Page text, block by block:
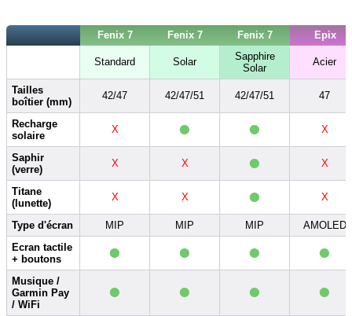
Fenix 7 Fenix 7 Fenix 7 Epix
Standard Solar
Sapphire
Solar
Acier
Tailles
boîtier (mm)
42/47 42/47/51 42/47/51 47
Recharge
solaire
X • • X
Saphir
(verre)
X X • X
Titane
(lunette)
X X • X
Type d'écran MIP MIP MIP
AMOLED
Ecran tactile
+ boutons
• • • •
Musique /
Garmin Pay
/ WiFi
• • • •